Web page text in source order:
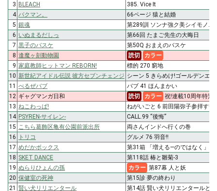
3 BLEACH
385. Vice It
4 バクマン。
66ページ 猿と結婚
5 銀魂
第289訓 ソンナ強ク美シイモノニ
6 いぬまるだしっ
第66回 たまご先生の大晦日
7 黒子のバスケ
第50Q おまえのバスケ
8 逢魔ヶ刻動物園 読切
カラー
9 家庭教師ヒットマン REBORN!
標的 270 窮地
10 新世紀アイドル伝説 彼方セブンチェンジ シーン 5 きらめけ!ゴールデンエ
11 べるぜバブ
バブ 41 ほんまかい
12 ギャグマンガ日和 読切 カラー 祝!連載10周年特別
13 ねこわっぱ!
ねがいごと 6 前田陽弥子参拝す!
14 PSYREN-サイレン-
CALL.99 “後悔”
15
こちら葛飾区亀有公園前派出所
両さんインドへ行くの巻
16
トリコ
グルメ 76 羽音!!
17 めだかボックス
第31箱 「増える―のではなく」
18 SKET DANCE
第118話 椿と雛菊-3
19 ぬらりひょんの孫 カラー 第87幕 人と妖
20 保健室の死神
第15診 夢の終わり
21 賢い犬リリエンタール 第14話 賢い犬リリエンタールと